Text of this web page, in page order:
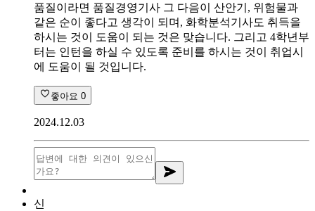
품질이라면 품질경영기사 그 다음이 산안기, 위험물과
같은 순이 좋다고 생각이 되며, 화학분석기사도 취득을
하시는 것이 도움이 되는 것은 맞습니다. 그리고 4학년부
터는 인턴을 하실 수 있도록 준비를 하시는 것이 취업시
에 도움이 될 것입니다.
좋아요 0
2024.12.03
신